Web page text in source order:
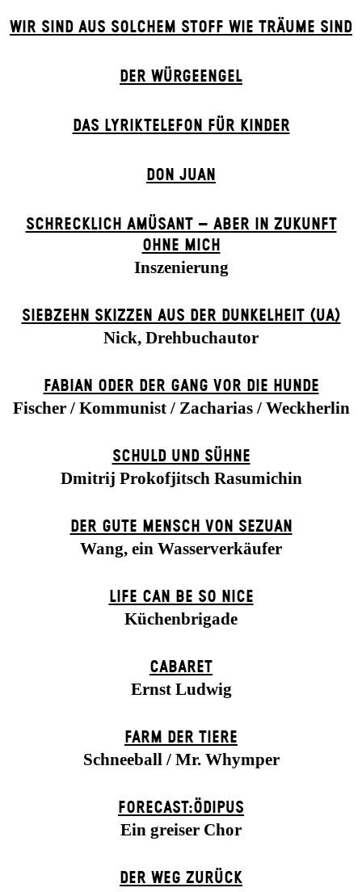
WIR SIND AUS SOLCHEM STOFF WIE TRÄUME SIND
DER WÜR­GE­ENG­EL
DAS LYRIKTELEFON FÜR KINDER
DON JUAN
SCHRECKLICH AMÜSANT – ABER IN ZUKUNFT
OHNE MICH
Inszenierung
SIEBZEHN SKIZZEN AUS DER DUNKELHEIT (UA)
Nick, Drehbuchautor
FABIAN ODER DER GANG VOR DIE HUNDE
Fischer / Kommunist / Zacharias / Weckherlin
SCHULD UND SÜHNE
Dmitrij Prokofjitsch Rasumichin
DER GUTE MENSCH VON SEZUAN
Wang, ein Wasserverkäufer
LIFE CAN BE SO NICE
Küchenbrigade
CABARET
Ernst Ludwig
FARM DER TIERE
Schneeball / Mr. Whymper
FORECAST:ÖDIPUS
Ein greiser Chor
DER WEG ZU­RÜCK